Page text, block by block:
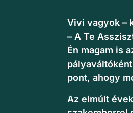
Vivi vagyok –
– A Te
Én magam is
pont, ahogy
Az elmúlt